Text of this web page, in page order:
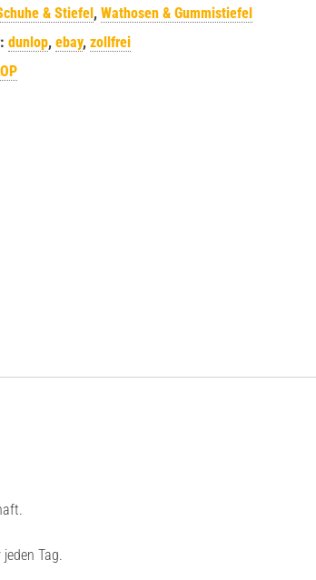
& Stiefel, Wathosen & Gummistiefel
dunlop, ebay, zollfrei
Tag.